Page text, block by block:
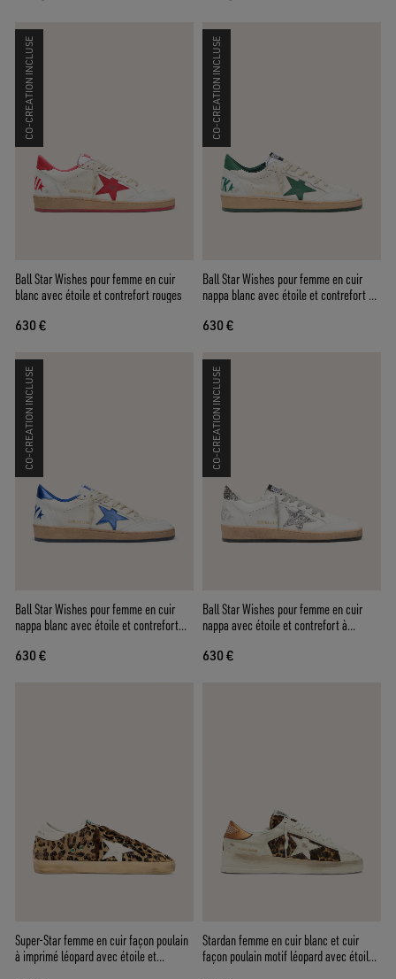
CO-CREATION INCLUSE
Ball Star Wishes pour femme en cuir
blanc avec étoile et contrefort rouges
630 €
CO-CREATION INCLUSE
Ball Star Wishes pour femme en cuir
nappa blanc avec étoile et contrefort en
630 €
CO-CREATION INCLUSE
Ball Star Wishes pour femme en cuir
nappa blanc avec étoile et contrefort
630 €
CO-CREATION INCLUSE
Ball Star Wishes pour femme en cuir
nappa avec étoile et contrefort à
630 €
Super-Star femme en cuir façon poulain
à imprimé léopard avec étoile et
Stardan femme en cuir blanc et cuir
façon poulain motif léopard avec étoile